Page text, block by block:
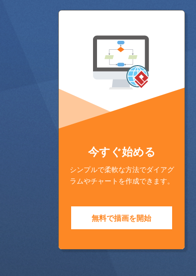
今すぐ始める
シンプルで柔軟な方法でダイアグ
ラムやチャートを作成できます。
無料で描画を開始